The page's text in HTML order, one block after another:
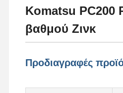
Komatsu PC200
βαθμού Ζινκ
Προδιαγραφές